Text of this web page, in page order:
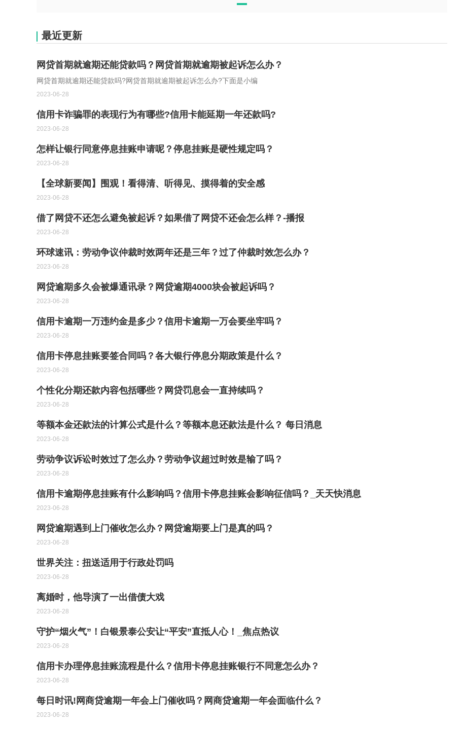
最近更新
网贷首期就逾期还能贷款吗？网贷首期就逾期被起诉怎么办？
网贷首期就逾期还能贷款吗?网贷首期就逾期被起诉怎么办?下面是小编
2023-06-28
信用卡诈骗罪的表现行为有哪些?信用卡能延期一年还款吗?
2023-06-28
怎样让银行同意停息挂账申请呢？停息挂账是硬性规定吗？
2023-06-28
【全球新要闻】围观！看得清、听得见、摸得着的安全感
2023-06-28
借了网贷不还怎么避免被起诉？如果借了网贷不还会怎么样？-播报
2023-06-28
环球速讯：劳动争议仲裁时效两年还是三年？过了仲裁时效怎么办？
2023-06-28
网贷逾期多久会被爆通讯录？网贷逾期4000块会被起诉吗？
2023-06-28
信用卡逾期一万违约金是多少？信用卡逾期一万会要坐牢吗？
2023-06-28
信用卡停息挂账要签合同吗？各大银行停息分期政策是什么？
2023-06-28
个性化分期还款内容包括哪些？网贷罚息会一直持续吗？
2023-06-28
等额本金还款法的计算公式是什么？等额本息还款法是什么？ 每日消息
2023-06-28
劳动争议诉讼时效过了怎么办？劳动争议超过时效是输了吗？
2023-06-28
信用卡逾期停息挂账有什么影响吗？信用卡停息挂账会影响征信吗？_天天快消息
2023-06-28
网贷逾期遇到上门催收怎么办？网贷逾期要上门是真的吗？
2023-06-28
世界关注：扭送适用于行政处罚吗
2023-06-28
离婚时，他导演了一出借债大戏
2023-06-28
守护“烟火气”！白银景泰公安让“平安”直抵人心！_焦点热议
2023-06-28
信用卡办理停息挂账流程是什么？信用卡停息挂账银行不同意怎么办？
2023-06-28
每日时讯!网商贷逾期一年会上门催收吗？网商贷逾期一年会面临什么？
2023-06-28